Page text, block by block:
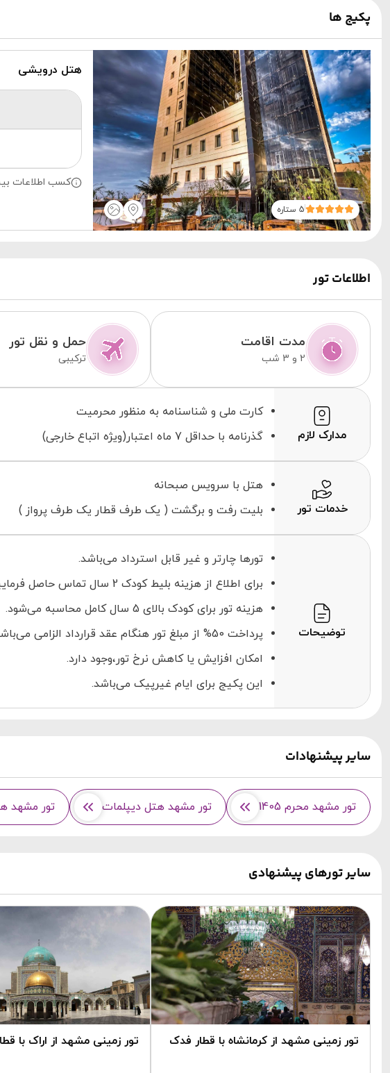
پکیج ها
5 ستاره
هتل درویشی
کسب اطلاعات
اطلاعات تور
مدت اقامت
2 و 3 شب
حمل و نقل تور
ترکیبی
مدارک لازم
کارت ملی و شناسنامه به منظور محرمیت
گذرنامه با حداقل 7 ماه اعتبار(ویژه اتباع خارجی)
خدمات تور
هتل با سرویس صبحانه
بلیت رفت و برگشت ( یک طرف قطار یک طرف پرواز )
توضیحات
تورها چارتر و غیر قابل استرداد می‌باشد.
برای اطلاع از هزینه بلیط کودک 2 سال تماس حاصل فرمایید.
هزینه تور برای کودک بالای 5 سال کامل محاسبه می‌شود.
پرداخت 50% از مبلغ تور هنگام عقد قرارداد الزامی می‌باشد.
امکان افزایش یا کاهش نرخ تور،وجود دارد.
این پکیج برای ایام غیرپیک می‌باشد.
سایر پیشنهادات
تور مشهد محرم 1405 تور مشهد هتل دیپلمات تور مشهد
سایر تورهای پیشنهادی
تور زمینی مشهد از کرمانشاه با قطار فدک تور زمینی مشهد از اراک با قطار 5